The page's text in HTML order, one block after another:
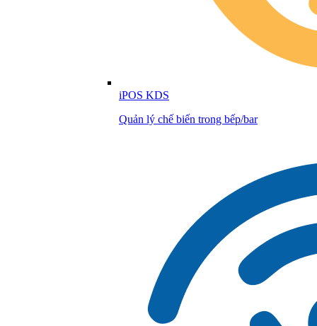
iPOS KDS
Quản lý chế biến trong bếp/bar